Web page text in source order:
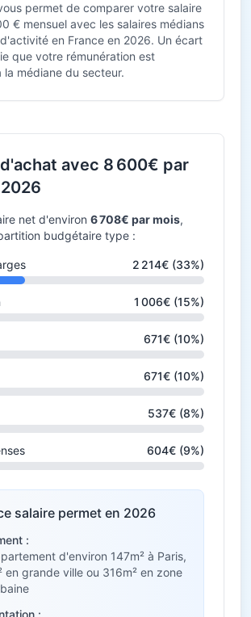
permet de comparer votre salaire
€ mensuel avec les salaires médians
en France en 2026. Un écart
que votre rémunération est
la médiane du secteur.
avec 8 600€ par
net d'environ 6 708€ par mois,
budgétaire type :
2 214€ (33%)
1 006€ (15%)
671€ (10%)
671€ (10%)
537€ (8%)
604€ (9%)
salaire permet en 2026
:
d'environ 147m² à Paris,
en grande ville ou 316m² en zone
: